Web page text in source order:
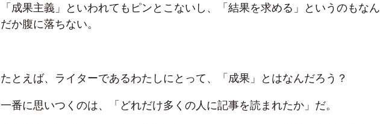
「成果主義」といわれてもピンとこないし、「結果を求める」というのもなん
だか腹に落ちない。
たとえば、ライターであるわたしにとって、「成果」とはなんだろう？
一番に思いつくのは、「どれだけ多くの人に記事を読まれたか」だ。